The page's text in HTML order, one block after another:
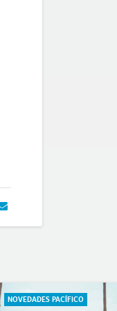
NOVEDADES PACÍFICO